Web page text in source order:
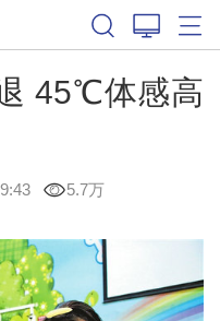
45℃体感高
5.7万